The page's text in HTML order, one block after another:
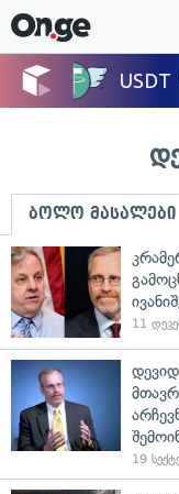
ბოლო მასალები
11
19